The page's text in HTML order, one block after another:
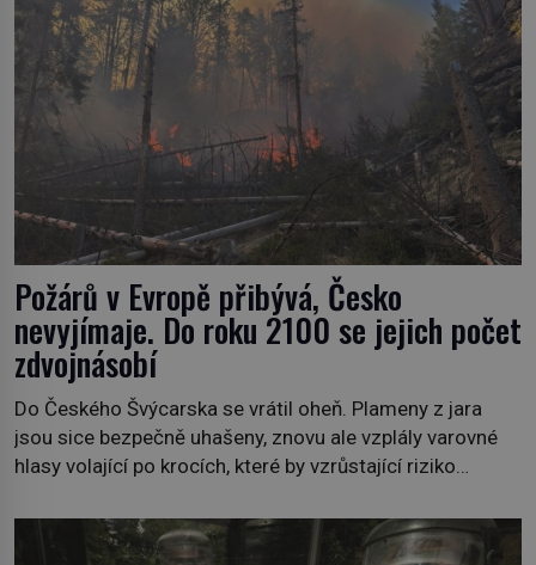
Požárů v Evropě přibývá, Česko
nevyjímaje. Do roku 2100 se jejich počet
zdvojnásobí
Do Českého Švýcarska se vrátil oheň. Plameny z jara
jsou sice bezpečně uhašeny, znovu ale vzplály varovné
hlasy volající po krocích, které by vzrůstající riziko
požáry už nejsou problémem pouze vzdáleného
Středomoří. S oteplujícím se klimatem, vysušenou